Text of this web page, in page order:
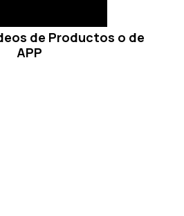
de Productos o de
APP